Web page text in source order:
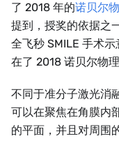
了 2018 年的诺贝尔
提到，授奖的依据之
全飞秒 SMILE 手术
在了 2018 诺贝尔物
不同于准分子激光消
可以在聚焦在角膜内
的平面，并且对周围